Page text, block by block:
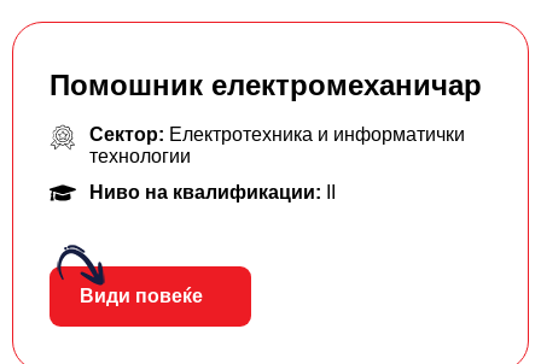
Помошник електромеханичар
Сектор: Електротехника и информатички
технологии
Ниво на квалификации:
Види повеќе